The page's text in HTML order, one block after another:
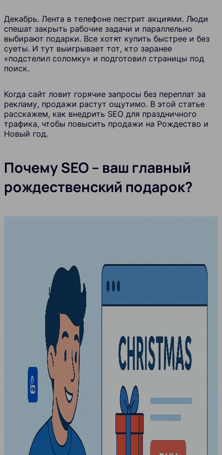
Декабрь. Лента в телефоне пестрит акциями. Люди
спешат закрыть рабочие задачи и параллельно
выбирают подарки. Все хотят купить быстрее и без
суеты. И тут выигрывает тот, кто заранее
«подстелил соломку» и подготовил страницы под
поиск.
Когда сайт ловит горячие запросы без переплат за
рекламу, продажи растут ощутимо. В этой статье
расскажем, как внедрить SEO для праздничного
трафика, чтобы повысить продажи на Рождество и
Новый год.
Почему SEO – ваш главный
рождественский подарок?